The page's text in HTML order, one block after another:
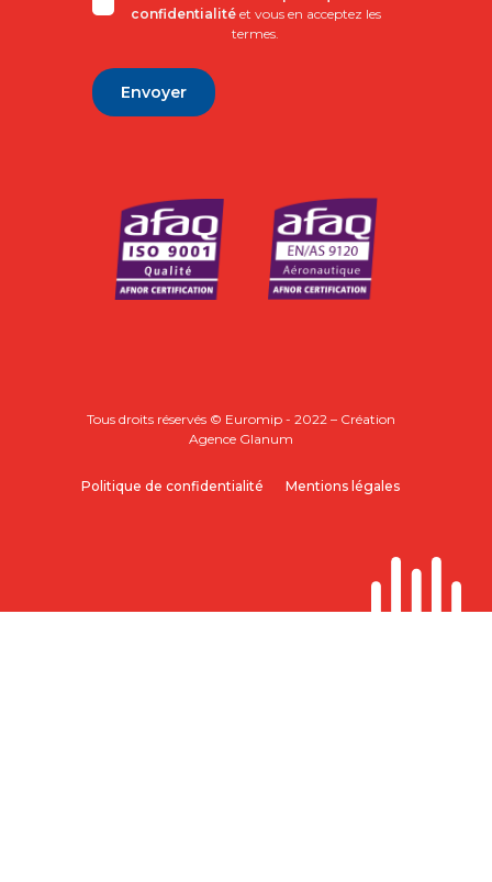
confidentialitéet vous en acceptez les
termes.
Tous droits réservés © Euromip - 2022 – Création
Agence Glanum
Politique de confidentialité Mentions légales